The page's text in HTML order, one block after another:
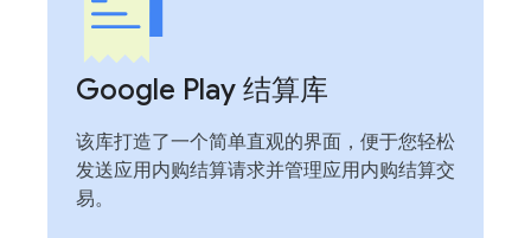
Google Play 结算库
该库打造了一个简单直观的界面，便于您轻松
发送应用内购结算请求并管理应用内购结算交
易。